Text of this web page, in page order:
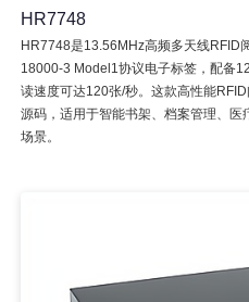
HR7748
HR7748是13.56MHz高频多天线RFID
18000-3 Model1协议电子标签，配备
读速度可达120张/秒。这款高性能
源码，适用于智能书架、档案管理、医
场景。